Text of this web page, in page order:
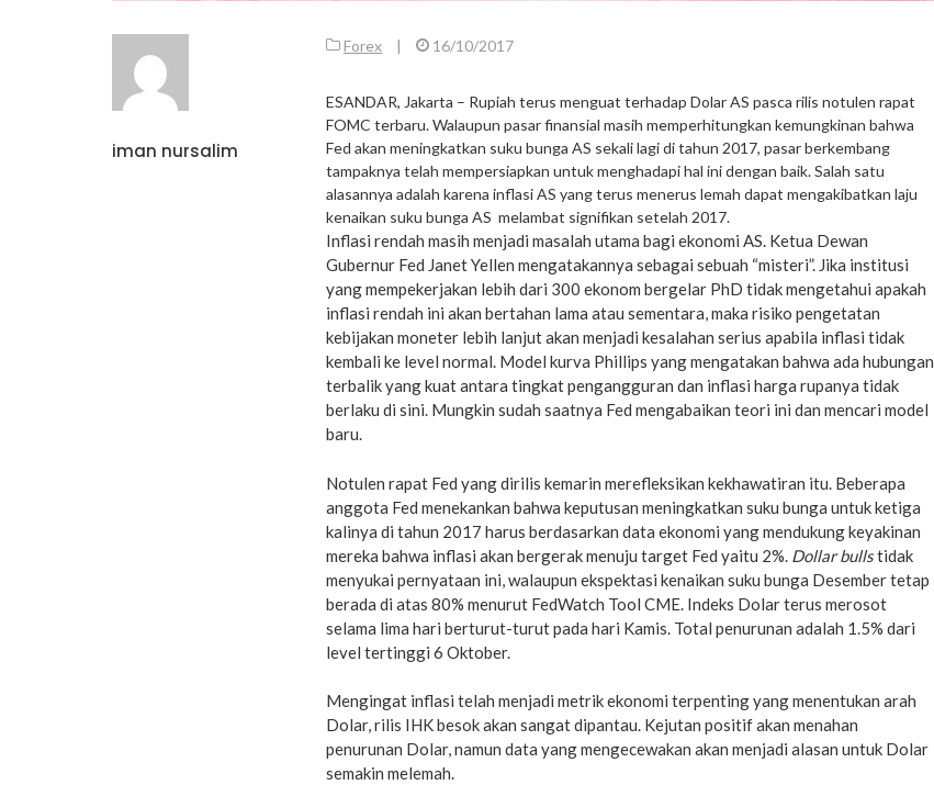
iman nursalim
Forex | 16/10/2017
ESANDAR, Jakarta – Rupiah terus menguat terhadap Dolar AS pasca rilis notulen rapat
FOMC terbaru. Walaupun pasar finansial masih memperhitungkan kemungkinan bahwa
Fed akan meningkatkan suku bunga AS sekali lagi di tahun 2017, pasar berkembang
tampaknya telah mempersiapkan untuk menghadapi hal ini dengan baik. Salah satu
alasannya adalah karena inflasi AS yang terus menerus lemah dapat mengakibatkan laju
kenaikan suku bunga AS melambat signifikan setelah 2017.
Inflasi rendah masih menjadi masalah utama bagi ekonomi AS. Ketua Dewan
Gubernur Fed Janet Yellen mengatakannya sebagai sebuah “misteri”. Jika institusi
yang mempekerjakan lebih dari 300 ekonom bergelar PhD tidak mengetahui apakah
inflasi rendah ini akan bertahan lama atau sementara, maka risiko pengetatan
kebijakan moneter lebih lanjut akan menjadi kesalahan serius apabila inflasi tidak
kembali ke level normal. Model kurva Phillips yang mengatakan bahwa ada hubungan
terbalik yang kuat antara tingkat pengangguran dan inflasi harga rupanya tidak
berlaku di sini. Mungkin sudah saatnya Fed mengabaikan teori ini dan mencari model
baru.
Notulen rapat Fed yang dirilis kemarin merefleksikan kekhawatiran itu. Beberapa
anggota Fed menekankan bahwa keputusan meningkatkan suku bunga untuk ketiga
kalinya di tahun 2017 harus berdasarkan data ekonomi yang mendukung keyakinan
mereka bahwa inflasi akan bergerak menuju target Fed yaitu 2%. Dollar bullstidak
menyukai pernyataan ini, walaupun ekspektasi kenaikan suku bunga Desember tetap
berada di atas 80% menurut FedWatch Tool CME. Indeks Dolar terus merosot
selama lima hari berturut-turut pada hari Kamis. Total penurunan adalah 1.5% dari
level tertinggi 6 Oktober.
Mengingat inflasi telah menjadi metrik ekonomi terpenting yang menentukan arah
Dolar, rilis IHK besok akan sangat dipantau. Kejutan positif akan menahan
penurunan Dolar, namun data yang mengecewakan akan menjadi alasan untuk Dolar
semakin melemah.